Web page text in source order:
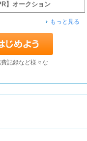
】オークション
もっと見る
記録など様々な